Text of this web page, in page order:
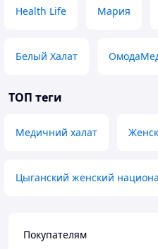
Health Life Мария
Белый Халат
ТОП теги
Медичний халат
Цыганский женский
Покупателям